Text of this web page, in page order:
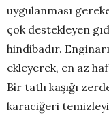
uygulanması
çok destekleyen
hindibadır.
ekleyerek, en az
Bir tatlı kaşığı
karaciğeri